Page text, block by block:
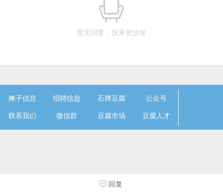
暂无回复，快来抢沙发
回复
摊子信息 招聘信息 石牌豆腐 公众号
联系我们 微信群 豆腐市场 豆腐人才